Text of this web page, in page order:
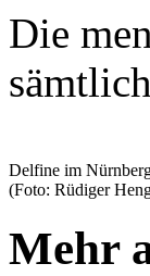
Die
Delfine im
(Foto: Rüdiger
Mehr